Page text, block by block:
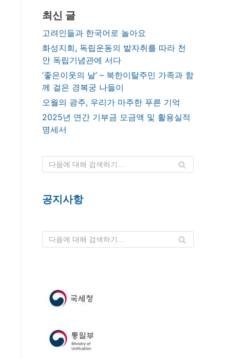
최신 글
고려인들과 한국어로 놀아요
화성지회, 독립운동의 발자취를 따라 천
안 독립기념관에 서다
‘좋은이웃의 날’ – 북한이탈주민 가족과 함
께 걸은 경복궁 나들이
오월의 광주, 우리가 마주한 푸른 기억
2025년 연간 기부금 모금액 및 활용실적
명세서
공지사항